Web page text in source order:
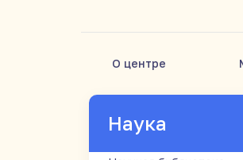
О центре
Наука